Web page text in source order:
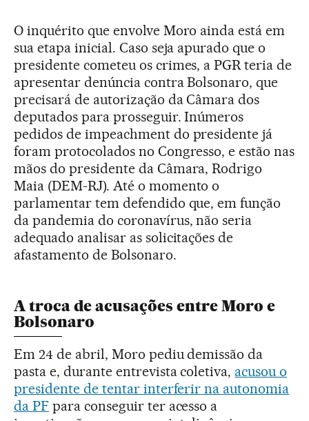
O inquérito que envolve Moro ainda está em
sua etapa inicial. Caso seja apurado que o
presidente cometeu os crimes, a PGR teria de
apresentar denúncia contra Bolsonaro, que
precisará de autorização da Câmara dos
deputados para prosseguir. Inúmeros
pedidos de impeachment do presidente já
foram protocolados no Congresso, e estão nas
mãos do presidente da Câmara, Rodrigo
Maia (DEM-RJ). Até o momento o
parlamentar tem defendido que, em função
da pandemia do coronavírus, não seria
adequado analisar as solicitações de
afastamento de Bolsonaro.
A troca de acusações entre Moro e
Bolsonaro
Em 24 de abril, Moro pediu demissão da
pasta e, durante entrevista coletiva, acusou o
presidente de tentar interferir na autonomia
da PF para conseguir ter acesso a